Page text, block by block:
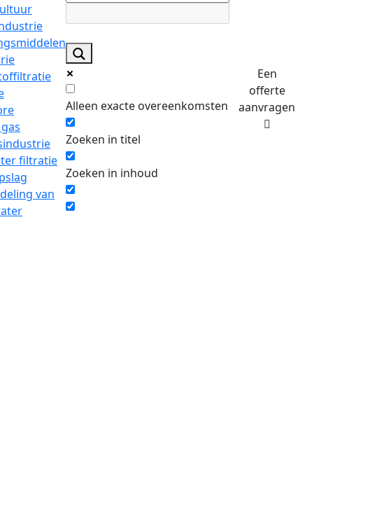
filtratie
van
Alleen exacte overeenkomsten
Zoeken in titel
Zoeken in inhoud
Een
offerte
aanvragen